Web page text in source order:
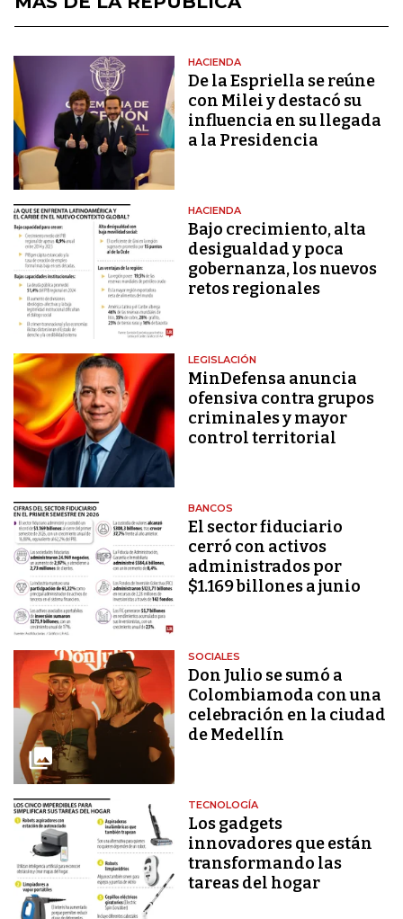
HACIENDA
De la Espriella se reúne
con Milei y destacó su
influencia en su llegada
a la Presidencia
HACIENDA
Bajo crecimiento, alta
desigualdad y poca
gobernanza, los nuevos
retos regionales
LEGISLACIÓN
MinDefensa anuncia
ofensiva contra grupos
criminales y mayor
control territorial
BANCOS
El sector fiduciario
cerró con activos
administrados por
$1.169 billones a junio
SOCIALES
Don Julio se sumó a
Colombiamoda con una
celebración en la ciudad
de Medellín
TECNOLOGÍA
Los gadgets
innovadores que están
transformando las
tareas del hogar